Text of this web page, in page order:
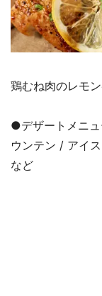
鶏むね肉のレモ
●デザートメニ
ウンテン / アイ
など